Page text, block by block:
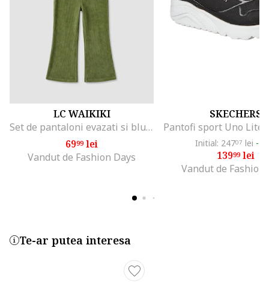
LC WAIKIKI
Set de pantaloni evazati si bluza striata cu aspect de catifea - 2 piese, Verde padure
6999lei
Vandut de Fashion Days
SKECHERS
Initial: 24707 lei -
13999lei
Vandut de Fashion
Te-ar putea interesa